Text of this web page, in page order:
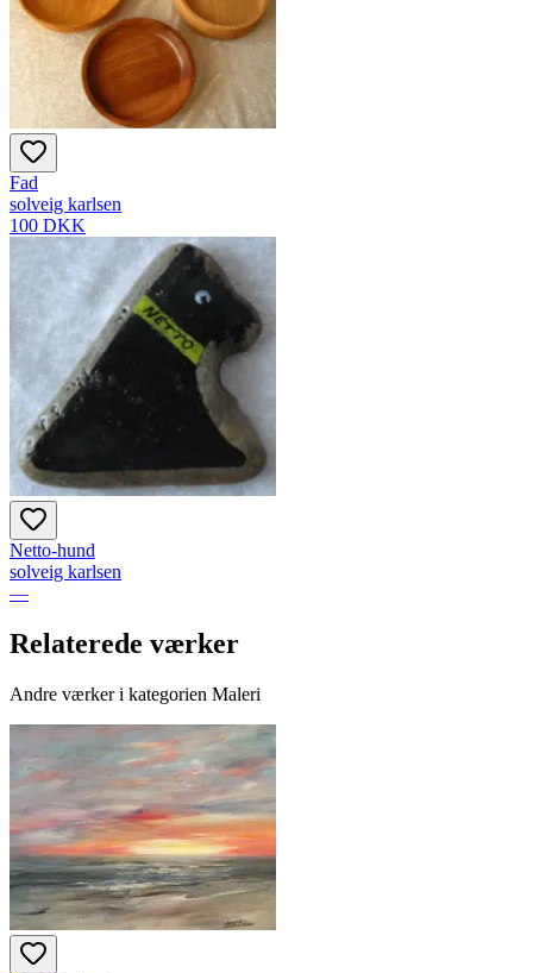
Fad
solveig karlsen
100 DKK
Netto-hund
solveig karlsen
—
Relaterede værker
Andre værker i kategorien Maleri